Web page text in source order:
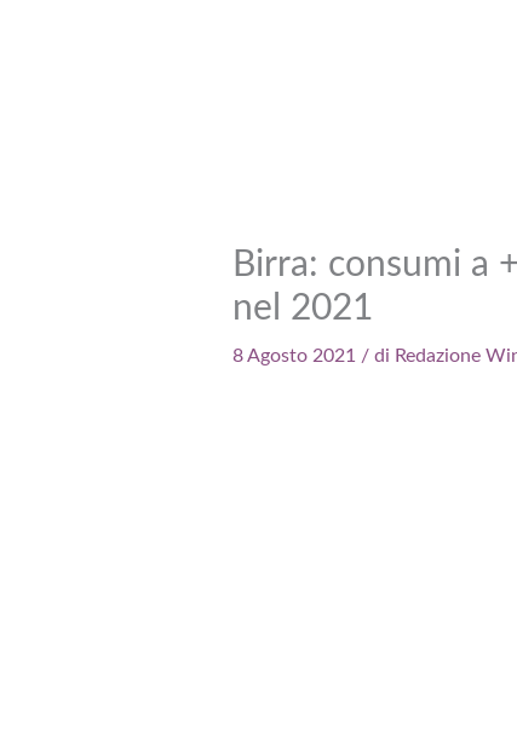
Birra: consumi a
nel 2021
8 Agosto 2021 / di Redazione